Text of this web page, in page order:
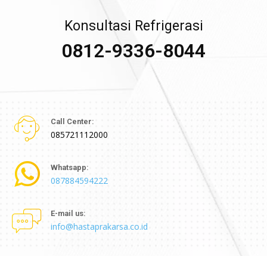
Konsultasi Refrigerasi
0812-9336-8044
Call Center:
085721112000
Whatsapp:
087884594222
E-mail us:
info@hastaprakarsa.co.id